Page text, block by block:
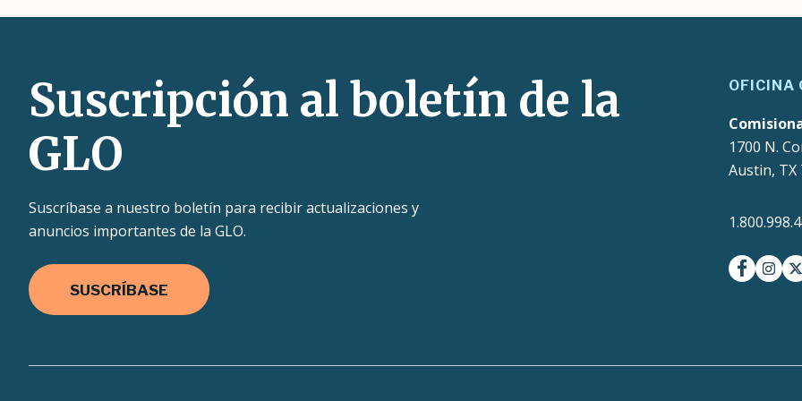
Suscripción al boletín de la
GLO
Suscríbase a nuestro boletín para recibir actualizaciones y
anuncios importantes de la GLO.
SUSCRÍBASE
OFICINA
1700 N.
Austin, TX
facebook